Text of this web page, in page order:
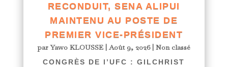
RECONDUIT, SENA ALIPUI
MAINTENU AU POSTE DE
PREMIER VICE-PRÉSIDENT
parYawo KLOUSSE |Août 9, 2026|Non classé
CONGRÈS DE l’UFC : GILCHRIST